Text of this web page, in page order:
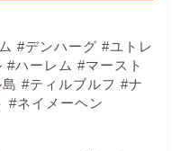
#デンハーグ #ユトレ
#ハーレム #マースト
#ティルブルフ #ナ
#ネイメーヘン